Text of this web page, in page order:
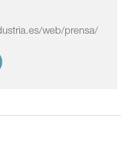
web/prensa/